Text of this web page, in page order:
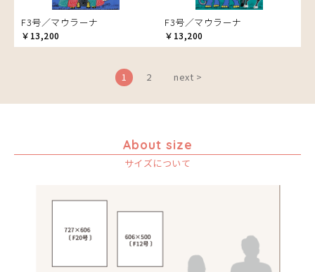
漁
ワニ
F3号／マウラーナ
￥13,200
F3号／マウラーナ
￥13,200
1 2 next >
About size
サイズについて